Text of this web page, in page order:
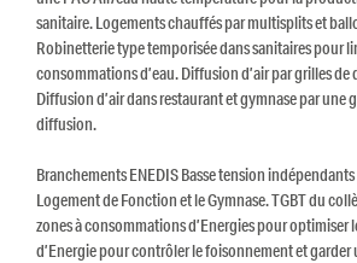
sanitaire. Logements chauffés par multisplits et
Robinetterie type temporisée dans sanitaires pour
consommations d’eau. Diffusion d’air par grilles
Diffusion d’air dans restaurant et gymnase par une
diffusion.
Branchements ENEDIS Basse tension
Logement de Fonction et le Gymnase. TGBT du
zones à consommations d’Energies pour optimiser
d’Energie pour contrôler le foisonnement et garder